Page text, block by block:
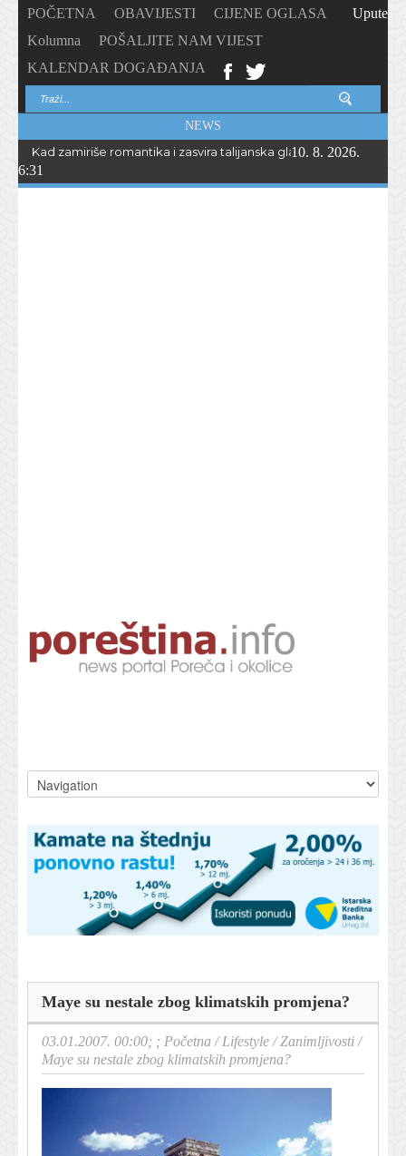
POČETNA OBAVIJESTI
CIJENE OGLASA
Kolumna
POŠALJITE NAM VIJEST
KALENDAR DOGAĐANJA
Upute
NEWS
Kad zamiriše romantika i zasvira talijanska glazba… Peta „Serata
10. 8. 2026.
6:31
Maye su nestale zbog klimatskih promjena?
03.01.2007. 00:00; ; Početna /Lifestyle /Zanimljivosti /
Maye su nestale zbog klimatskih promjena?